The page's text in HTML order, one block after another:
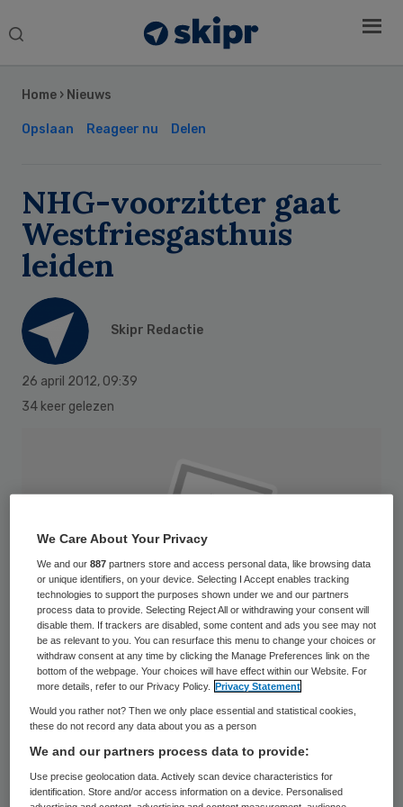
Search
Home › Nieuws
Opslaan Reageer nu Delen
NHG-voorzitter gaat
Westfriesgasthuis
leiden
Skipr Redactie
26 april 2012, 09:39
34 keer gelezen
De raad van toezicht van het
Westfriesgasthuis heeft Arno Timmermans
benoemd als voorzitter raad van bestuur
Sidebar
We Care About Your Privacy
We and our887 partners store and access personal data, like browsing data
or unique identifiers, on your device. Selecting I Accept enables tracking
technologies to support the purposes shown under we and our partners
process data to provide. Selecting Reject All or withdrawing your consent will
disable them. If trackers are disabled, some content and ads you see may not
be as relevant to you. You can resurface this menu to change your choices or
withdraw consent at any time by clicking the Manage Preferences link on the
bottom of the webpage. Your choices will have effect within our Website. For
more details, refer to our Privacy Policy.
Privacy Statement
Would you rather not? Then we only place essential and statistical cookies,
these do not record any data about you as a person
We and our partners process data to provide:
Use precise geolocation data. Actively scan device characteristics for
identification. Store and/or access information on a device. Personalised